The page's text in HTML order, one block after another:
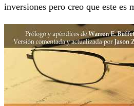
inversiones pero creo que este es